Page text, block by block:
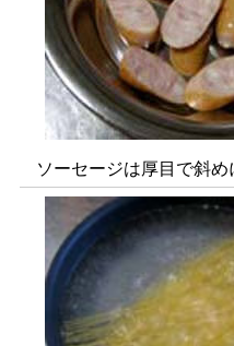
ソーセージは厚目で斜め